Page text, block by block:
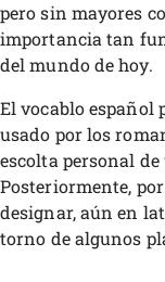
pero sin mayores
importancia tan
del mundo de hoy.
El vocablo español
usado por los
escolta personal
Posteriormente,
designar, aún en
torno de algunos